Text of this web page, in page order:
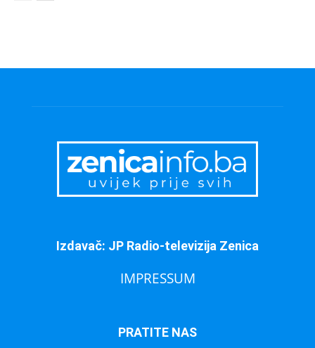
Izdavač: JP Radio-televizija Zenica
IMPRESSUM
PRATITE NAS